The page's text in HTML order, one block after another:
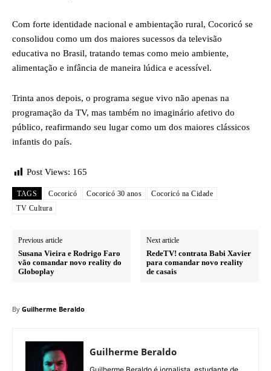
Com forte identidade nacional e ambientação rural, Cocoricó se
consolidou como um dos maiores sucessos da televisão
educativa no Brasil, tratando temas como meio ambiente,
alimentação e infância de maneira lúdica e acessível.
Trinta anos depois, o programa segue vivo não apenas na
programação da TV, mas também no imaginário afetivo do
público, reafirmando seu lugar como um dos maiores clássicos
infantis do país.
Post Views: 165
TAGS Cocoricó Cocoricó 30 anos
Cocoricó na Cidade
TV Cultura
Previous article
Susana Vieira e Rodrigo Faro
vão comandar novo reality do
Globoplay
Next article
RedeTV! contrata Babi Xavier
para comandar novo reality
de casais
By Guilherme Beraldo
Guilherme Beraldo